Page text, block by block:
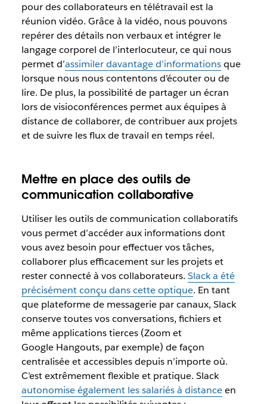
pour des collaborateurs en télétravail est la
réunion vidéo. Grâce à la vidéo, nous pouvons
repérer des détails non verbaux et intégrer le
langage corporel de l’interlocuteur, ce qui nous
permet d’assimiler davantage d’informationsque
lorsque nous nous contentons d’écouter ou de
lire. De plus, la possibilité de partager un écran
lors de visioconférences permet aux équipes à
distance de collaborer, de contribuer aux projets
et de suivre les flux de travail en temps réel.
Mettre en place des outils de
communication collaborative
Utiliser les outils de communication collaboratifs
vous permet d’accéder aux informations dont
vous avez besoin pour effectuer vos tâches,
collaborer plus efficacement sur les projets et
rester connecté à vos collaborateurs. Slack a été
précisément conçu dans cette optique. En tant
que plateforme de messagerie par canaux, Slack
conserve toutes vos conversations, fichiers et
même applications tierces (Zoom et
Google Hangouts, par exemple) de façon
centralisée et accessibles depuis n’importe où.
C’est extrêmement flexible et pratique. Slack
autonomise également les salariés à distanceen